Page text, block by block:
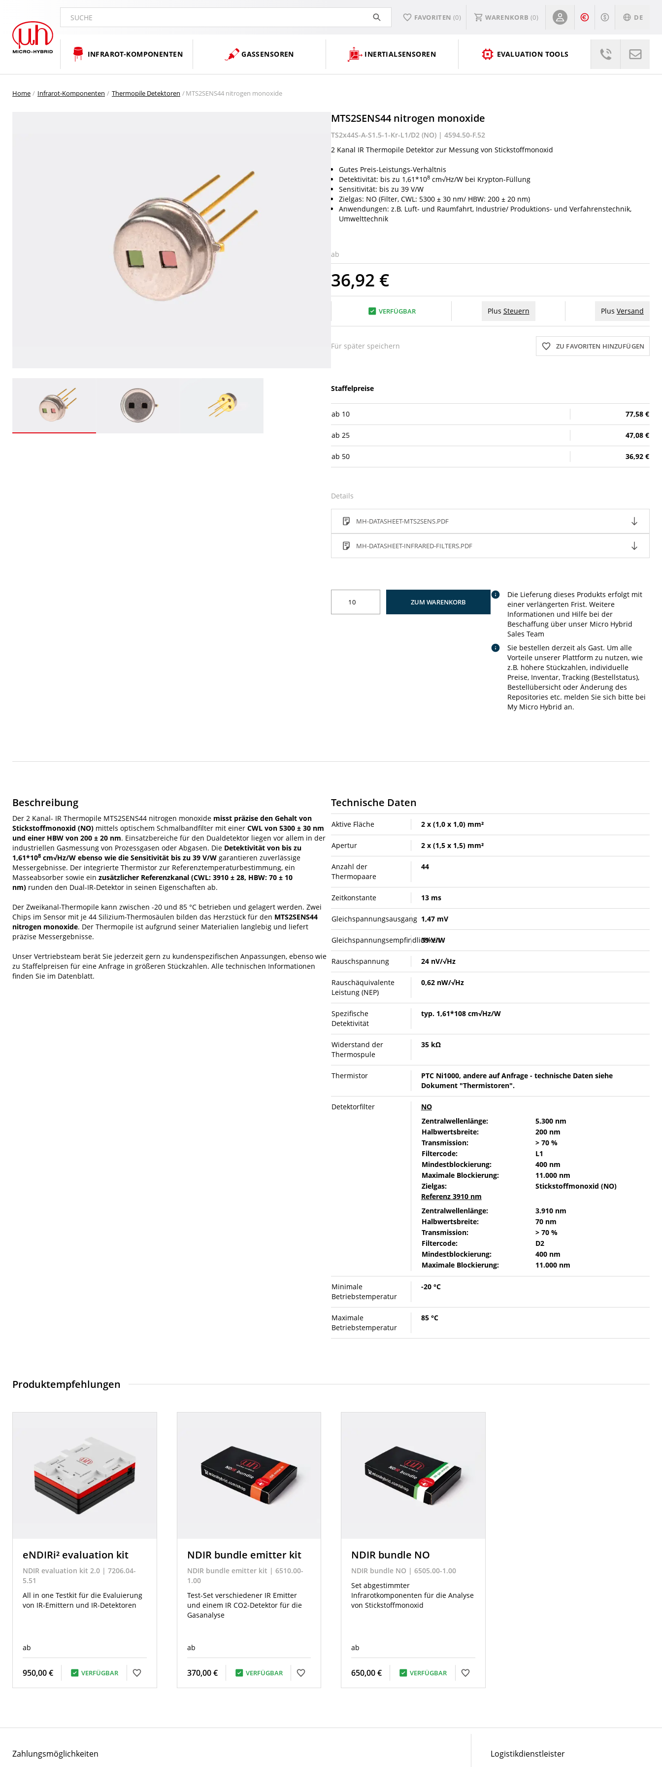
SUCHE FAVORITEN (0) WARENKORB (0) DE
INFRAROT-KOMPONENTEN GASSENSOREN INERTIALSENSOREN EVALUATION TOOLS
Home Infrarot-Komponenten Thermopile Detektoren MTS2SENS44 nitrogen monoxide
MTS2SENS44 nitrogen monoxide
TS2x44S-A-S1.5-1-Kr-L1/D2 (NO) | 4594.50-F.52
2 Kanal IR Thermopile Detektor zur Messung von Stickstoffmonoxid
Gutes Preis-Leistungs-Verhältnis
Detektivität: bis zu 1,61*108 cm√Hz/W bei Krypton-Füllung
Sensitivität: bis zu 39 V/W
Zielgas: NO (Filter, CWL: 5300 ± 30 nm/ HBW: 200 ± 20 nm)
Anwendungen: z.B. Luft- und Raumfahrt, Industrie/ Produktions- und Verfahrenstechnik,
Umwelttechnik
ab
36,92 €
VERFÜGBAR Plus Steuern Plus Versand
Für später speichern ZU FAVORITEN HINZUFÜGEN
Staffelpreise
ab 10 77,58 €
ab 25 47,08 €
ab 50 36,92 €
Details
MH-DATASHEET-MTS2SENS.PDF
MH-DATASHEET-INFRARED-FILTERS.PDF
ZUM WARENKORB
Die Lieferung dieses Produkts erfolgt mit
einer verlängerten Frist. Weitere
Informationen und Hilfe bei der
Beschaffung über unser Micro Hybrid
Sales Team
Sie bestellen derzeit als Gast. Um alle
Vorteile unserer Plattform zu nutzen, wie
z.B. höhere Stückzahlen, individuelle
Preise, Inventar, Tracking (Bestellstatus),
Bestellübersicht oder Änderung des
Repositories etc. melden Sie sich bitte bei
My Micro Hybrid an.
Beschreibung
Der 2 Kanal- IR Thermopile MTS2SENS44 nitrogen monoxide misst präzise den Gehalt von
Stickstoffmonoxid (NO) mittels optischem Schmalbandfilter mit einer CWL von 5300 ± 30 nm
und einer HBW von 200 ± 20 nm. Einsatzbereiche für den Dualdetektor liegen vor allem in der
industriellen Gasmessung von Prozessgasen oder Abgasen. Die Detektivität von bis zu
1,61*108 cm√Hz/W ebenso wie die Sensitivität bis zu 39 V/W garantieren zuverlässige
Messergebnisse. Der integrierte Thermistor zur Referenztemperaturbestimmung, ein
Masseabsorber sowie ein zusätzlicher Referenzkanal (CWL: 3910 ± 28, HBW: 70 ± 10
nm) runden den Dual-IR-Detektor in seinen Eigenschaften ab.
Der Zweikanal-Thermopile kann zwischen -20 und 85 °C betrieben und gelagert werden. Zwei
Chips im Sensor mit je 44 Silizium-Thermosäulen bilden das Herzstück für den MTS2SENS44
nitrogen monoxide. Der Thermopile ist aufgrund seiner Materialien langlebig und liefert
präzise Messergebnisse.
Unser Vertriebsteam berät Sie jederzeit gern zu kundenspezifischen Anpassungen, ebenso wie
zu Staffelpreisen für eine Anfrage in größeren Stückzahlen. Alle technischen Informationen
finden Sie im Datenblatt.
Technische Daten
Aktive Fläche 2 x (1,0 x 1,0) mm²
Apertur 2 x (1,5 x 1,5) mm²
Anzahl der
Thermopaare
44
Zeitkonstante 13 ms
Gleichspannungsausgang 1,47 mV
Gleichspannungsempfindlichkeit
39 V/W
Rauschspannung 24 nV/√Hz
Rauschäquivalente
Leistung (NEP)
0,62 nW/√Hz
Spezifische
Detektivität
typ. 1,61*108 cm√Hz/W
Widerstand der
Thermospule
35 kΩ
Thermistor
PTC Ni1000, andere auf Anfrage - technische Daten siehe
Dokument "Thermistoren".
Detektorfilter
NO
Zentralwellenlänge:
5.300 nm
Halbwertsbreite:
200 nm
Transmission:
> 70 %
Filtercode:
L1
Mindestblockierung:
400 nm
Maximale Blockierung:
11.000 nm
Zielgas:
Stickstoffmonoxid (NO)
Referenz 3910 nm
Zentralwellenlänge:
3.910 nm
Halbwertsbreite:
70 nm
Transmission:
> 70 %
Filtercode:
D2
Mindestblockierung:
400 nm
Maximale Blockierung:
11.000 nm
Minimale
Betriebstemperatur
-20 °C
Maximale
Betriebstemperatur
85 °C
Produktempfehlungen
eNDIRi² evaluation kit
NDIR evaluation kit 2.0 | 7206.04-
5.51
All in one Testkit für die Evaluierung
von IR-Emittern und IR-Detektoren
ab
950,00 € VERFÜGBAR
NDIR bundle emitter kit
NDIR bundle emitter kit | 6510.00-
1.00
Test-Set verschiedener IR Emitter
und einem IR CO2-Detektor für die
Gasanalyse
ab
370,00 € VERFÜGBAR
NDIR bundle NO
NDIR bundle NO | 6505.00-1.00
Set abgestimmter
Infrarotkomponenten für die Analyse
von Stickstoffmonoxid
ab
650,00 € VERFÜGBAR
Zahlungsmöglichkeiten Logistikdienstleister